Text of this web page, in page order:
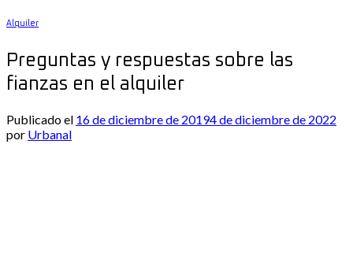
Alquiler
Preguntas y respuestas sobre las
fianzas en el alquiler
Publicado el 16 de diciembre de 20194 de diciembre de 2022
por Urbanal